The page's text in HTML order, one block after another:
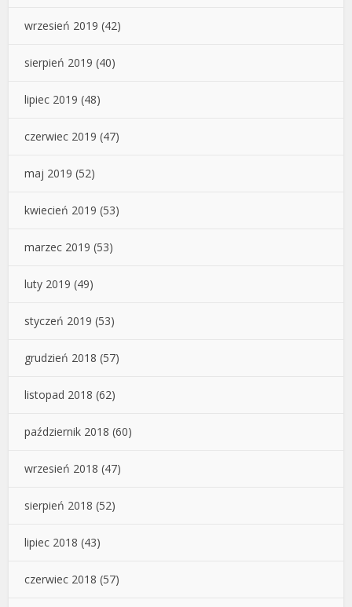
wrzesień 2019 (42)
sierpień 2019 (40)
lipiec 2019 (48)
czerwiec 2019 (47)
maj 2019 (52)
kwiecień 2019 (53)
marzec 2019 (53)
luty 2019 (49)
styczeń 2019 (53)
grudzień 2018 (57)
listopad 2018 (62)
październik 2018 (60)
wrzesień 2018 (47)
sierpień 2018 (52)
lipiec 2018 (43)
czerwiec 2018 (57)